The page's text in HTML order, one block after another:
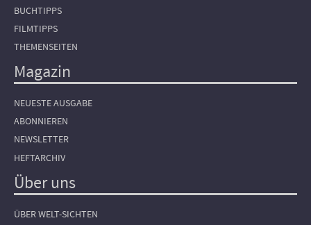
BUCHTIPPS
FILMTIPPS
THEMENSEITEN
Magazin
NEUESTE AUSGABE
ABONNIEREN
NEWSLETTER
HEFTARCHIV
Über uns
ÜBER WELT-SICHTEN